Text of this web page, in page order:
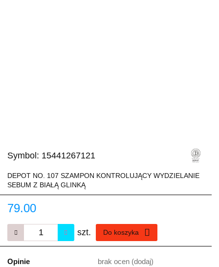
Symbol: 15441267121
DEPOT NO. 107 SZAMPON KONTROLUJĄCY WYDZIELANIE
SEBUM Z BIAŁĄ GLINKĄ
79.00
szt. Do koszyka
Opinie brak ocen (dodaj)